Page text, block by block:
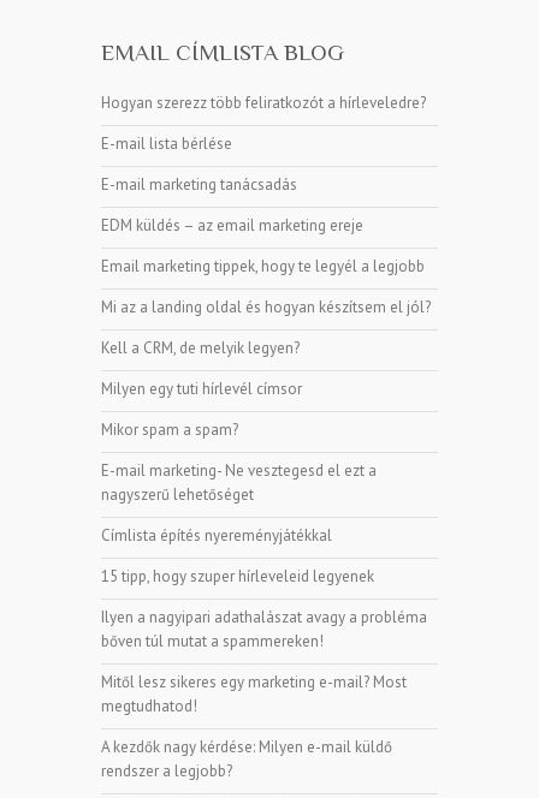
EMAIL CÍMLISTA BLOG
Hogyan szerezz több feliratkozót a hírleveledre?
E-mail lista bérlése
E-mail marketing tanácsadás
EDM küldés – az email marketing ereje
Email marketing tippek, hogy te legyél a legjobb
Mi az a landing oldal és hogyan készítsem el jól?
Kell a CRM, de melyik legyen?
Milyen egy tuti hírlevél címsor
Mikor spam a spam?
E-mail marketing- Ne vesztegesd el ezt a
nagyszerű lehetőséget
Címlista építés nyereményjátékkal
15 tipp, hogy szuper hírleveleid legyenek
Ilyen a nagyipari adathalászat avagy a probléma
bőven túl mutat a spammereken!
Mitől lesz sikeres egy marketing e-mail? Most
megtudhatod!
A kezdők nagy kérdése: Milyen e-mail küldő
rendszer a legjobb?